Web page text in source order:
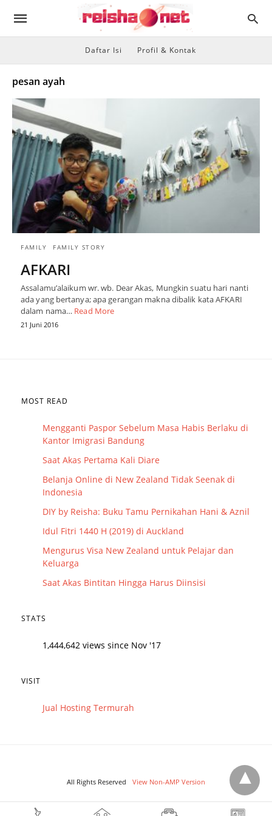
Daftar Isi Profil & Kontak
pesan ayah
FAMILY FAMILY STORY
AFKARI
Assalamu’alaikum wr. wb. Dear Akas, Mungkin suatu hari nanti
ada yang bertanya; apa gerangan makna dibalik kata AFKARI
dalam nama… Read More
21 Juni 2016
MOST READ
Mengganti Paspor Sebelum Masa Habis Berlaku di
Kantor Imigrasi Bandung
Saat Akas Pertama Kali Diare
Belanja Online di New Zealand Tidak Seenak di
Indonesia
DIY by Reisha: Buku Tamu Pernikahan Hani & Aznil
Idul Fitri 1440 H (2019) di Auckland
Mengurus Visa New Zealand untuk Pelajar dan
Keluarga
Saat Akas Bintitan Hingga Harus Diinsisi
STATS
1,444,642 views since Nov '17
VISIT
Jual Hosting Termurah
All Rights Reserved View Non-AMP Version